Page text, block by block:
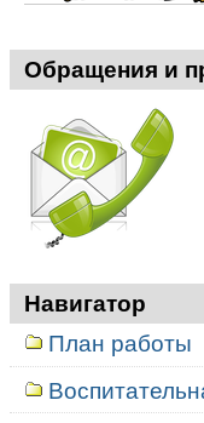
Обращения и
Навигатор
План работы